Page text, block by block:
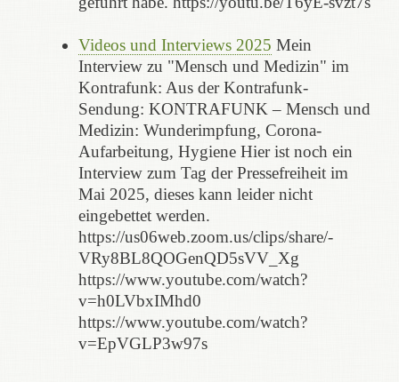
Videos und Interviews 2025 Mein
Interview zu "Mensch und Medizin" im
Kontrafunk: Aus der Kontrafunk-
Sendung: KONTRAFUNK – Mensch und
Medizin: Wunderimpfung, Corona-
Aufarbeitung, Hygiene Hier ist noch ein
Interview zum Tag der Pressefreiheit im
Mai 2025, dieses kann leider nicht
eingebettet werden.
https://us06web.zoom.us/clips/share/-
VRy8BL8QOGenQD5sVV_Xg
https://www.youtube.com/watch?
v=h0LVbxIMhd0
https://www.youtube.com/watch?
v=EpVGLP3w97s